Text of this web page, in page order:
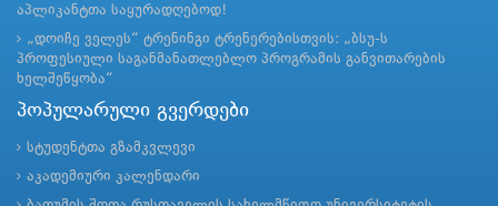
აპლიკანტთა საყურადღებოდ!
„დოიჩე ველეს“ ტრენინგი ტრენერებისთვის: „ბსუ-ს
პროფესიული საგანმანათლებლო პროგრამის განვითარების
ხელშეწყობა“
პოპულარული გვერდები
სტუდენტთა გზამკვლევი
აკადემიური კალენდარი